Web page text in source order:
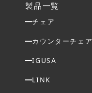
製品一覧
チェア
カウンターチェア
IGUSA
LINK